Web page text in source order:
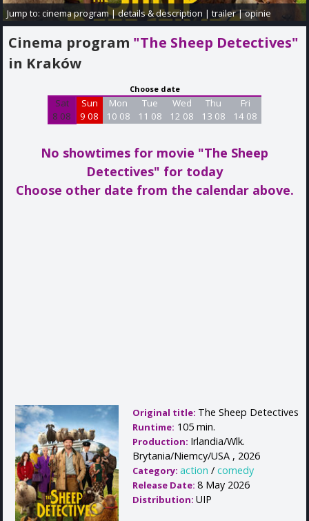
Jump to:cinema program|details & description |trailer|opinie
Cinema program "The Sheep Detectives"
in Kraków
Choose date
Sat
8 08
Sun
9 08
Mon
10 08
Tue
11 08
Wed
12 08
Thu
13 08
Fri
14 08
No showtimes for movie "The Sheep
Detectives" for today
Choose other date from the calendar above.
Original title: The Sheep Detectives
Runtime: 105 min.
Production: Irlandia/Wlk.
Brytania/Niemcy/USA , 2026
Category: action / comedy
Release Date: 8 May 2026
Distribution: UIP